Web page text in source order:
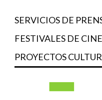
SERVICIOS DE
FESTIVALES DE
PROYECTOS